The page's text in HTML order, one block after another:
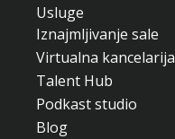
Usluge
Iznajmljivanje sale
Virtualna kancelarija
Talent Hub
Podkast studio
Blog